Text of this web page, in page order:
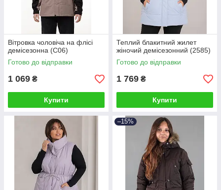
Вітровка чоловіча на флісі
демісезонна (C06)
Готово до відправки
1 069 ₴
Купити
Теплий блакитний жилет
жіночий демісезонний (2585)
Готово до відправки
1 769 ₴
Купити
–15%